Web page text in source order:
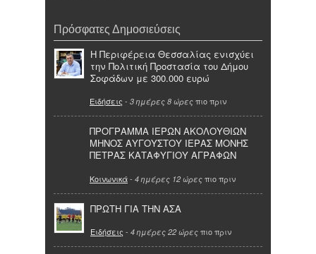
Πρόσφατες Δημοσιεύσεις
Η Περιφέρεια Θεσσαλίας ενισχύει
την Πολιτική Προστασία του Δήμου
Σοφάδων με 300.000 ευρώ
Ειδήσεις - 3 ημέρες 8 ώρες πιο πριν
ΠΡΟΓΡΑΜΜΑ ΙΕΡΩΝ ΑΚΟΛΟΥΘΙΩΝ
ΜΗΝΟΣ ΑΥΓΟΥΣΤΟΥ ΙΕΡΑΣ ΜΟΝΗΣ
ΠΕΤΡΑΣ ΚΑΤΑΦΥΓΙΟΥ ΑΓΡΑΦΩΝ
Κοινωνικά- 4 ημέρες 12 ώρες πιο πριν
ΠΡΩΤΗ ΓΙΑ ΤΗΝ ΑΣΑ
Ειδήσεις - 4 ημέρες 22 ώρες πιο πριν